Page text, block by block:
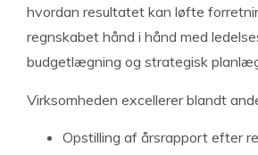
hvordan resultatet kan løfte
regnskabet hånd i hånd med
budgetlægning og strategisk
Virksomheden excellerer blandt
Opstilling af årsrapport efter